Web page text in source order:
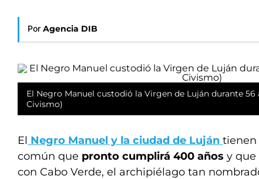
Por Agencia DIB
El Negro Manuel custodió la Virgen de Luján durante 56
Civismo)
El Negro Manuel y la ciudad de Luján tienen
común que pronto cumplirá 400 años y que
con Cabo Verde, el archipiélago tan